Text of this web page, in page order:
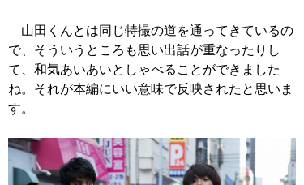
山田くんとは同じ特撮の道を通ってきているの
で、そういうところも思い出話が重なったりし
て、和気あいあいとしゃべることができました
ね。それが本編にいい意味で反映されたと思いま
す。